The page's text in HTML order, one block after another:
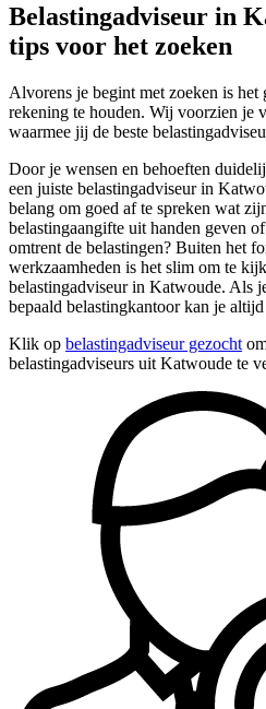
Belastingadviseur in
tips voor het zoeken
Alvorens je begint met zoeken is het
rekening te houden. Wij voorzien je
waarmee jij de beste
Door je wensen en behoeften
een juiste belastingadviseur in
belang om goed af te spreken wat
belastingaangifte uit handen geven
omtrent de belastingen? Buiten het
werkzaamheden is het slim om te
belastingadviseur in Katwoude. Als
bepaald belastingkantoor kan je
Klik op belastingadviseur gezocht
belastingadviseurs uit Katwoude te